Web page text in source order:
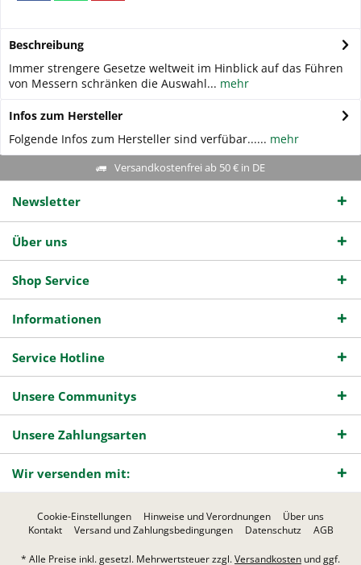
Beschreibung
Immer strengere Gesetze weltweit im Hinblick auf das Führen
von Messern schränken die Auswahl... mehr
Infos zum Hersteller
Folgende Infos zum Hersteller sind verfübar...... mehr
Versandkostenfrei ab 50 € in DE
Newsletter
Über uns
Shop Service
Informationen
Service Hotline
Unsere Communitys
Unsere Zahlungsarten
Wir versenden mit:
Cookie-Einstellungen Hinweise und Verordnungen
Über uns
Kontakt
Versand und Zahlungsbedingungen Datenschutz AGB
* Alle Preise inkl. gesetzl. Mehrwertsteuer zzgl.Versandkosten und ggf.